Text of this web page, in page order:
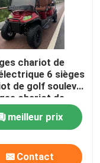
chariot de
6 sièges
de golf soulevé
chariot de
meilleur prix
Contact